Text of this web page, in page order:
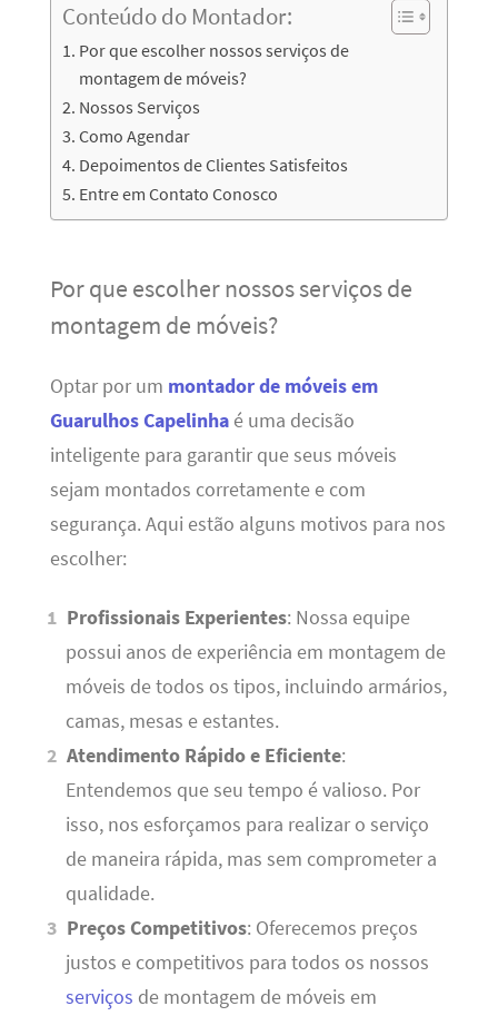
Conteúdo do Montador:
Por que escolher nossos serviços de
montagem de móveis?
Nossos Serviços
Como Agendar
Depoimentos de Clientes Satisfeitos
Entre em Contato Conosco
Por que escolher nossos serviços de
montagem de móveis?
Optar por um montador de móveis em
Guarulhos Capelinhaé uma decisão
inteligente para garantir que seus móveis
sejam montados corretamente e com
segurança. Aqui estão alguns motivos para nos
escolher:
Profissionais Experientes: Nossa equipe
possui anos de experiência em montagem de
móveis de todos os tipos, incluindo armários,
camas, mesas e estantes.
Atendimento Rápido e Eficiente:
Entendemos que seu tempo é valioso. Por
isso, nos esforçamos para realizar o serviço
de maneira rápida, mas sem comprometer a
qualidade.
Preços Competitivos: Oferecemos preços
justos e competitivos para todos os nossos
serviços de montagem de móveis em